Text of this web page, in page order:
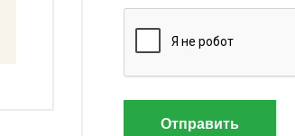
Отправить